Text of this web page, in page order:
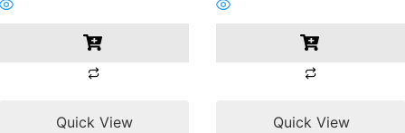
Quick View Quick View